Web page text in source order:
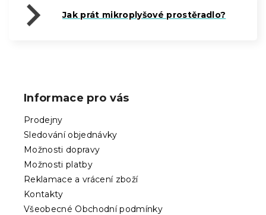
Jak prát mikroplyšové prostěradlo?
Informace pro vás
Prodejny
Sledování objednávky
Možnosti dopravy
Možnosti platby
Reklamace a vrácení zboží
Kontakty
Všeobecné Obchodní podmínky